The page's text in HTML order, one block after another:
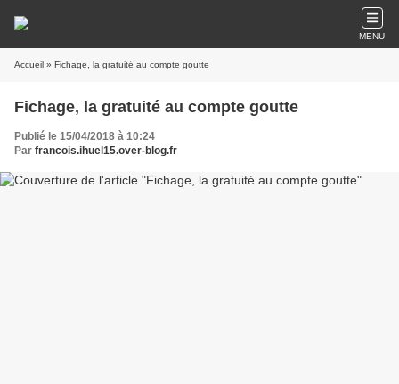
MENU
Accueil » Fichage, la gratuité au compte goutte
Fichage, la gratuité au compte goutte
Publié le 15/04/2018 à 10:24
Par francois.ihuel15.over-blog.fr